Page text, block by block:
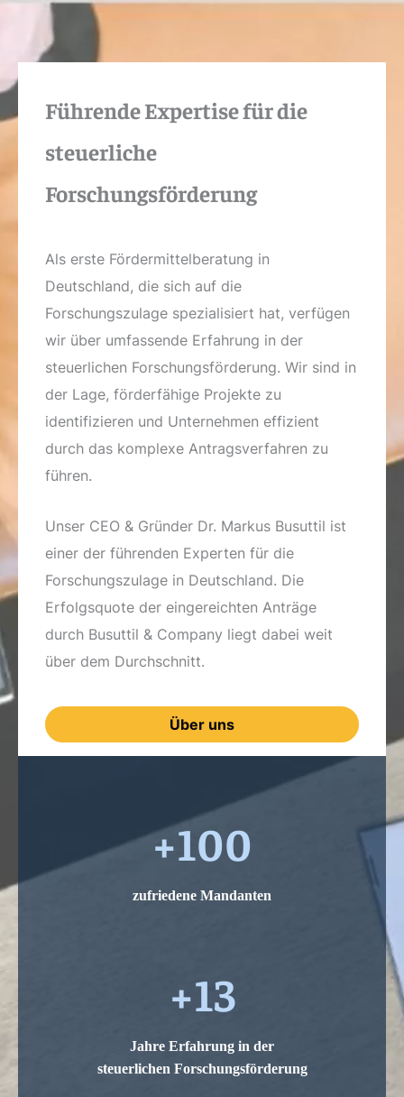
Führende Expertise für die
steuerliche
Forschungsförderung
Als erste Fördermittelberatung in
Deutschland, die sich auf die
Forschungszulage spezialisiert hat, verfügen
wir über umfassende Erfahrung in der
steuerlichen Forschungsförderung. Wir sind in
der Lage, förderfähige Projekte zu
identifizieren und Unternehmen effizient
durch das komplexe Antragsverfahren zu
führen.
Unser CEO & Gründer Dr. Markus Busuttil ist
einer der führenden Experten für die
Forschungszulage in Deutschland. Die
Erfolgsquote der eingereichten Anträge
durch Busuttil & Company liegt dabei weit
über dem Durchschnitt.
Über uns
+100
zufriedene Mandanten
+13
Jahre Erfahrung in der
steuerlichen Forschungsförderung